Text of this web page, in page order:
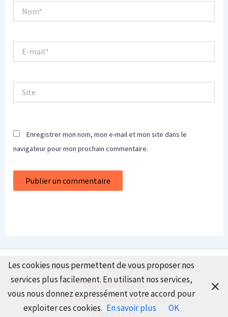
mail*
Enregistrer mon nom, mon e-mail et mon site dans le
navigateur pour mon prochain commentaire.
© 2026 Maison Immo - Tous droits réservés
Mentions légales
Politique de confidentialité
Plan du site
Les cookies nous permettent de vous proposer nos
services plus facilement. En utilisant nos services,
vous nous donnez expressément votre accord pour
exploiter ces cookies. En savoir plus OK